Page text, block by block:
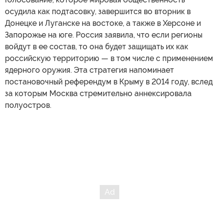
осудила как подтасовку, завершится во вторник в
Донецке и Луганске на востоке, а также в Херсоне и
Запорожье на юге. Россия заявила, что если регионы
войдут в ее состав, то она будет защищать их как
российскую территорию — в том числе с применением
ядерного оружия. Эта стратегия напоминает
постановочный референдум в Крыму в 2014 году, вслед
за которым Москва стремительно аннексировала
полуостров.